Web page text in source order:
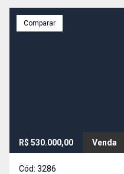
Comparar
R$ 530.000,00 Venda
Cód: 3286